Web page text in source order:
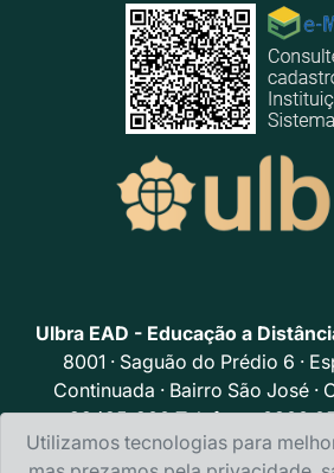
Ulbra EAD - Educação a
8001 · Saguão do Prédio 6 ·
Continuada · Bairro São José ·
92425-900 Telefone:
Utilizamos tecnologias para